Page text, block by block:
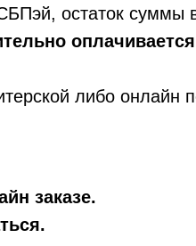
остаток суммы
либо онлайн
заказе.